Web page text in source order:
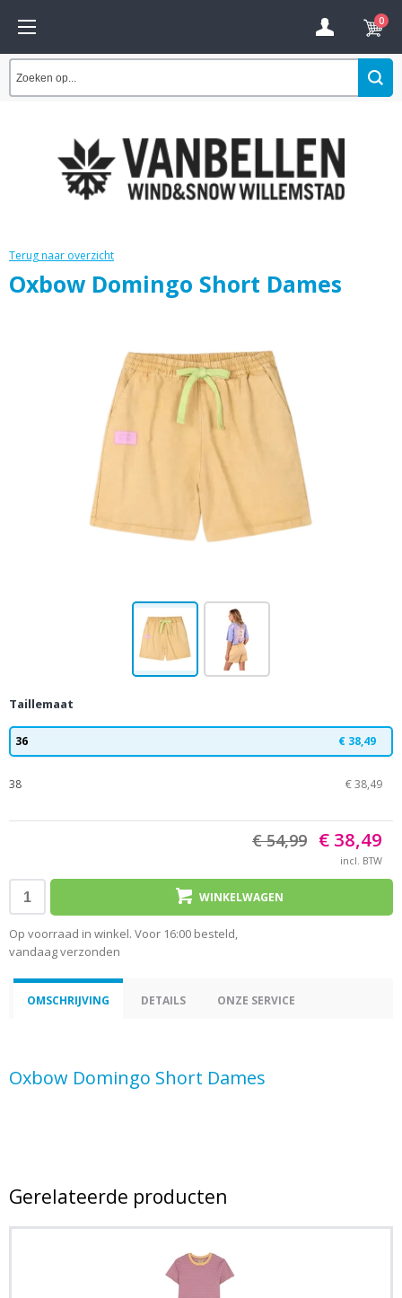
0
Terug naar overzicht
Oxbow Domingo Short Dames
Taillemaat
36 € 38,49
38 € 38,49
€ 54,99 € 38,49
incl. BTW
WINKELWAGEN
Op voorraad in winkel. Voor 16:00 besteld,
vandaag verzonden
OMSCHRIJVING DETAILS ONZE SERVICE
Oxbow Domingo Short Dames
Gerelateerde producten